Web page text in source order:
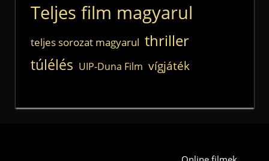
Teljes film magyarul
teljes sorozat magyarul thriller
túlélés UIP-Duna Film vígjáték